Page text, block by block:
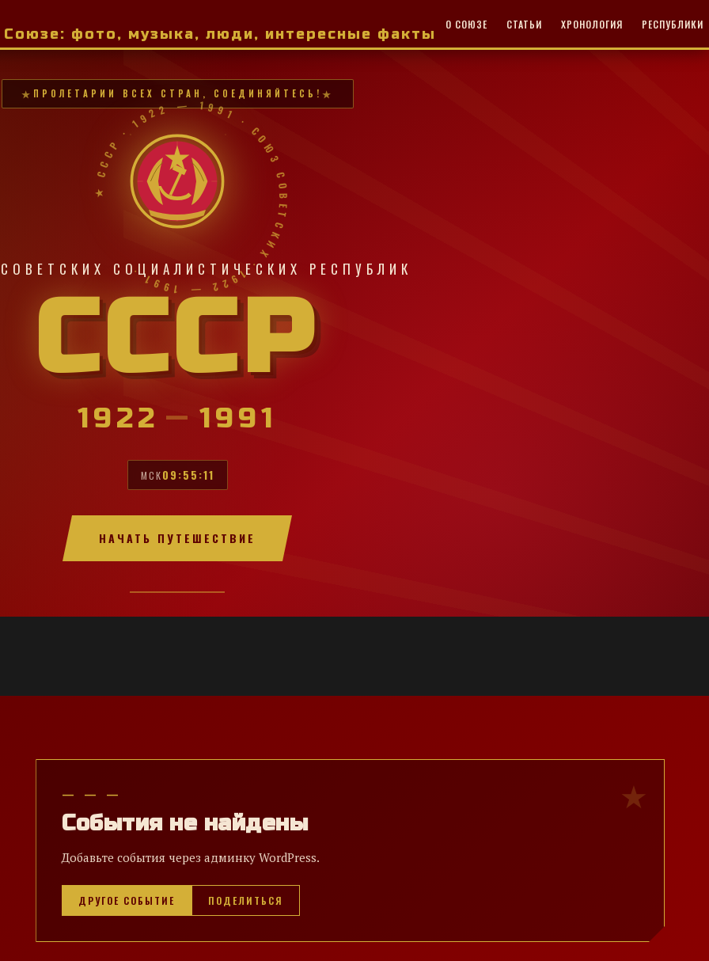
фото, музыка, люди, интересные факты
О СОЮЗЕ СТАТЬИ ХРОНОЛОГИЯ РЕСПУБЛИКИ
ПРОЛЕТАРИИ ВСЕХ СТРАН, СОЕДИНЯЙТЕСЬ!
★ СССР · 1922 — 1991 · СОЮЗ СОВЕТСКИХ · 1922 — 1991 ·
СОЦИАЛИСТИЧЕСКИХ РЕСПУБЛИК
СССР
1922 — 1991
МСК09:55:13
НАЧАТЬ ПУТЕШЕСТВИЕ
— — —
События не найдены
Добавьте события через админку WordPress.
ДРУГОЕ СОБЫТИЕ ПОДЕЛИТЬСЯ